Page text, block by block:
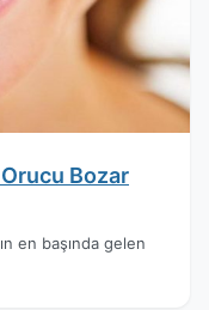
Bozar
en başında gelen